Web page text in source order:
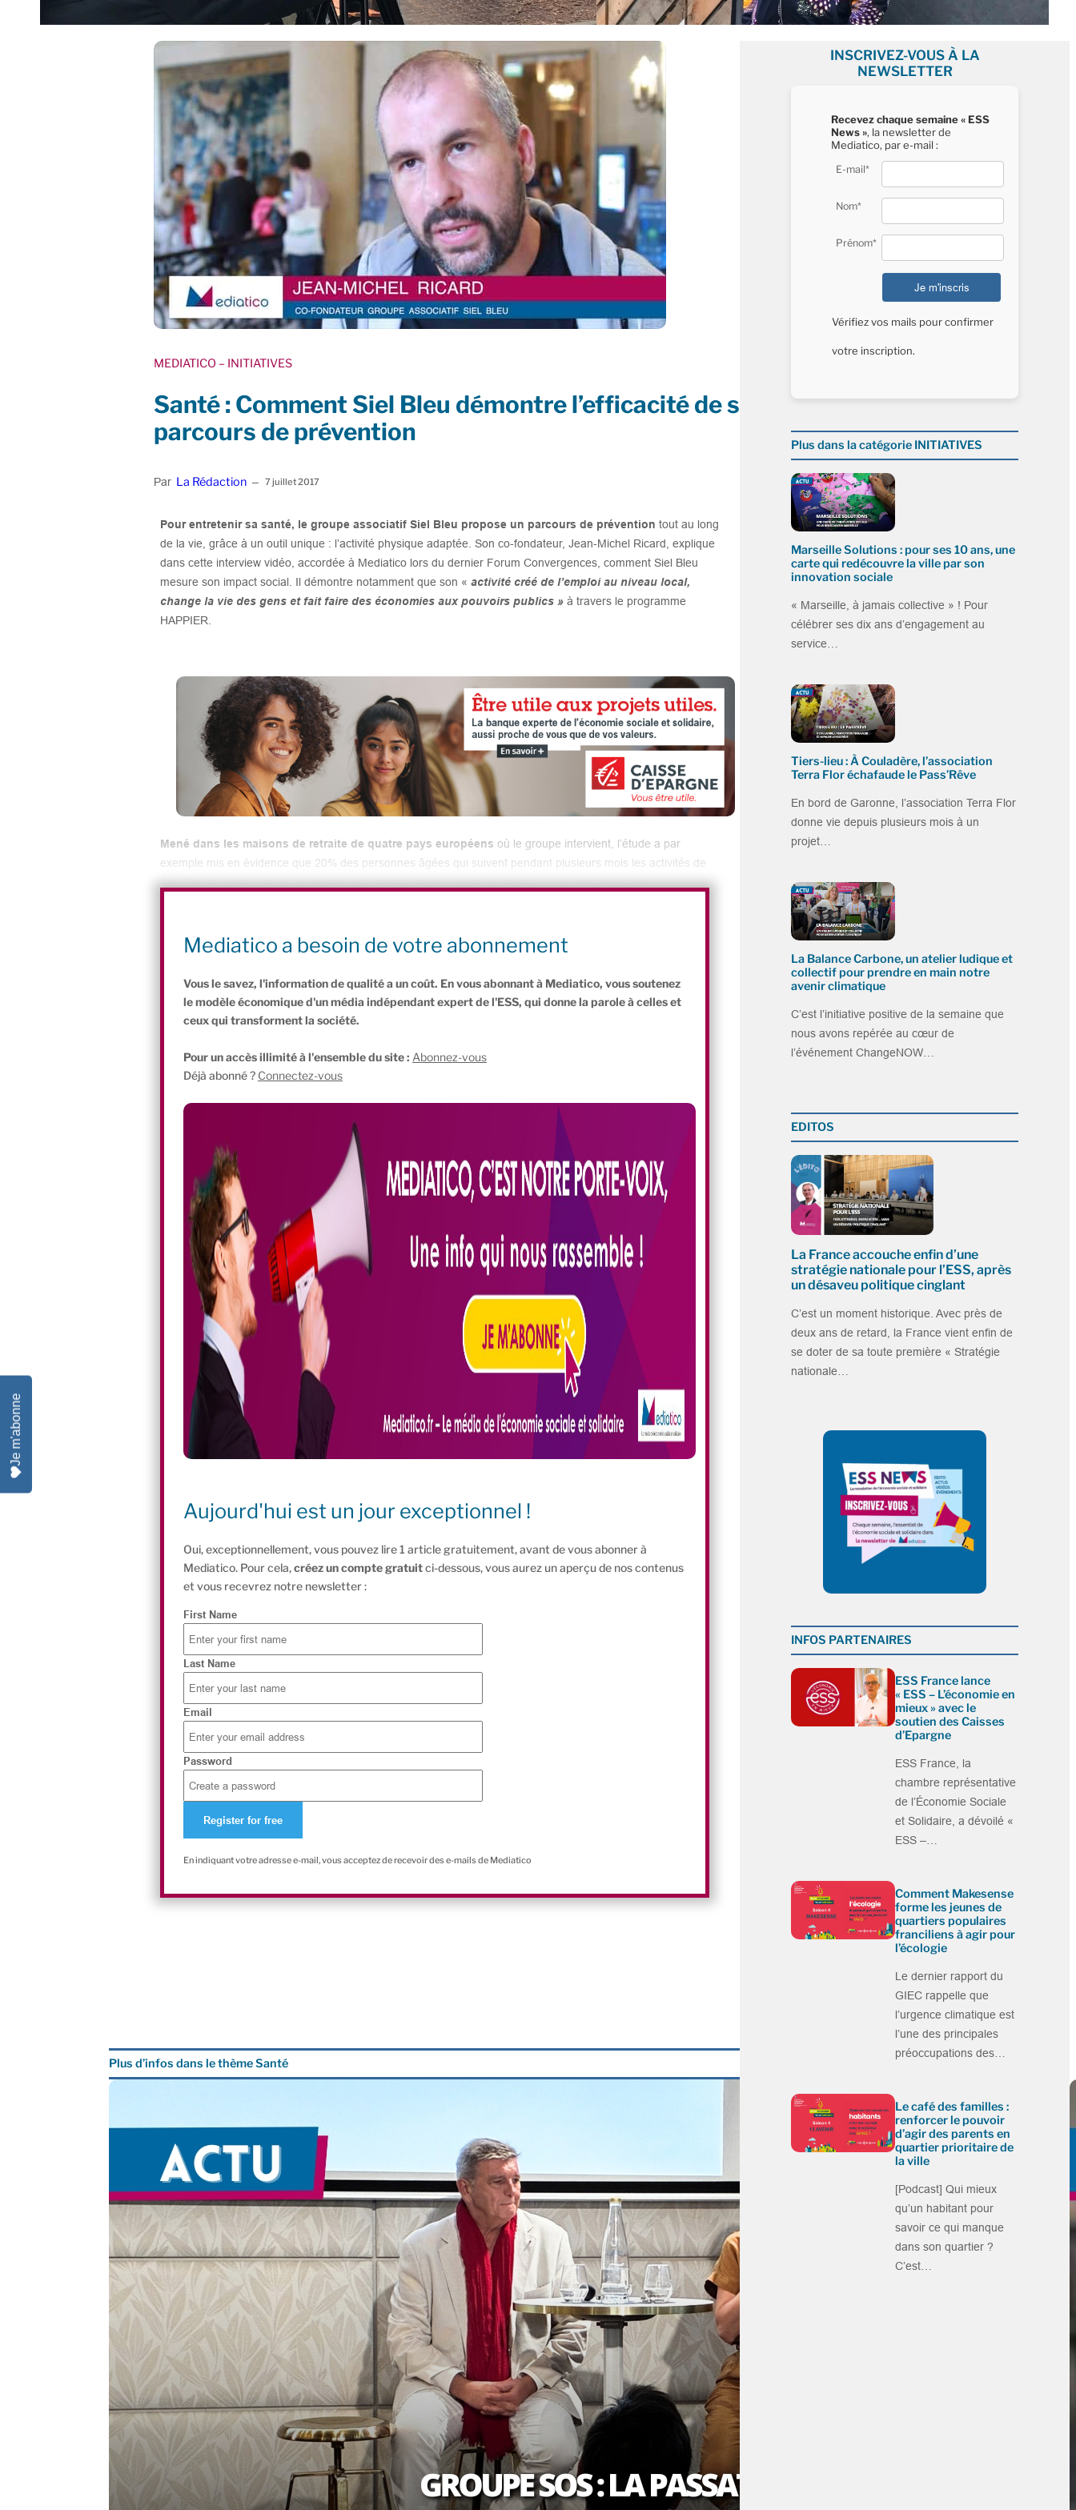
MEDIATICO – INITIATIVES
Santé : Comment Siel Bleu démontre l’efficacité de son
parcours de prévention
Par La Rédaction – 7 juillet 2017
Pour entretenir sa santé, le groupe associatif Siel Bleu propose un parcours de prévention tout au long
de la vie, grâce à un outil unique : l’activité physique adaptée. Son co-fondateur, Jean-Michel Ricard, explique
dans cette interview vidéo, accordée à Mediatico lors du dernier Forum Convergences, comment Siel Bleu
mesure son impact social. Il démontre notamment que son « activité créé de l’emploi au niveau local,
change la vie des gens et fait faire des économies aux pouvoirs publics » à travers le programme
HAPPIER.
Mené dans les maisons de retraite de quatre pays européens où le groupe intervient, l’étude a par
exemple mis en évidence que 20% des personnes âgées qui suivent pendant plusieurs mois les activités de
Siel Bleu peuvent à nouveau prendre une douche toutes seules ou encore qu’une généralisation du
Mediatico a besoin de votre abonnement
Vous le savez, l'information de qualité a un coût. En vous abonnant à Mediatico, vous soutenez
le modèle économique d'un média indépendant expert de l'ESS, qui donne la parole à celles et
ceux qui transforment la société.
Pour un accès illimité à l'ensemble du site : Abonnez-vous
Déjà abonné ? Connectez-vous
Aujourd'hui est un jour exceptionnel !
Oui, exceptionnellement, vous pouvez lire 1 article gratuitement, avant de vous abonner à
Mediatico. Pour cela,créez un compte gratuitci-dessous, vous aurez un aperçu de nos contenus
et vous recevrez notre newsletter :
First Name
Last Name
Email
Password
En indiquant votre adresse e-mail, vous acceptez de recevoir des e-mails de Mediatico
Plus d’infos dans le thème Santé
INSCRIVEZ-VOUS À LA
NEWSLETTER
Recevez chaque semaine « ESS
News », la newsletter de
Mediatico, par e-mail :
E-mail*
Nom*
Prénom*
Vérifiez vos mails pour confirmer
votre inscription.
Plus dans la catégorie INITIATIVES
Marseille Solutions : pour ses 10 ans, une
carte qui redécouvre la ville par son
innovation sociale
« Marseille, à jamais collective » ! Pour
célébrer ses dix ans d’engagement au
service…
Tiers-lieu : À Couladère, l’association
Terra Flor échafaude le Pass’Rêve
En bord de Garonne, l’association Terra Flor
donne vie depuis plusieurs mois à un
projet…
La Balance Carbone, un atelier ludique et
collectif pour prendre en main notre
avenir climatique
C’est l’initiative positive de la semaine que
nous avons repérée au cœur de
l’événement ChangeNOW…
EDITOS
La France accouche enfin d’une
stratégie nationale pour l’ESS, après
un désaveu politique cinglant
C’est un moment historique. Avec près de
deux ans de retard, la France vient enfin de
se doter de sa toute première « Stratégie
nationale…
INFOS PARTENAIRES
ESS France lance
« ESS – L’économie en
mieux » avec le
soutien des Caisses
d’Epargne
ESS France, la
chambre représentative
de l’Économie Sociale
et Solidaire, a dévoilé «
ESS –…
Comment Makesense
forme les jeunes de
quartiers populaires
franciliens à agir pour
l’écologie
Le dernier rapport du
GIEC rappelle que
l’urgence climatique est
l’une des principales
préoccupations des…
Le café des familles :
renforcer le pouvoir
d’agir des parents en
quartier prioritaire de
la ville
[Podcast] Qui mieux
qu’un habitant pour
savoir ce qui manque
dans son quartier ?
C’est…
Je m'abonne